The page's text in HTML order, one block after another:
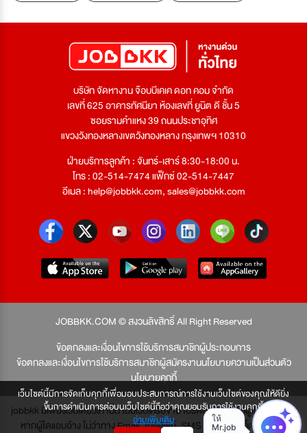
เว็บไซต์นี้มีการจัดเก็บคุกกี้เพื่อมอบประสบการณ์การใช้งานเว็บไซต์ของคุณให้ดียิ่ง
ขึ้นการดำเนินการต่อบนเว็บไซต์นี้ถือว่าคุณยอมรับการใช้งานคุกกี้
อ่านเพิ่มเติม
บริษัท จัดหางาน จ๊อบบีเคเค ดอท คอม จำกัด
เลขที่ 625 อาคารทัศนียา ห้องเลขที่ ยูนิต ดี ชั้น 5
ซอยรามคำแหง 39 ถนนประชาอุทิศ
แขวงวังทองหลางเขตวังทองหลาง กรุงเทพฯ 10310
ฝ่ายบริการลูกค้า : จันทร์-เสาร์ 8:30-18:00 น.
โทร : 02-514-7474 แฟ็กซ์ 02-514-7447
อีเมล :help@jobbkk.com,sales@jobbkk.com
JOBBKK.COM © สงวนลิขสิทธิ์ All Right Reserved
ข้อตกลงและเงื่อนไขการใช้บริการสมาชิกผู้ประกอบการ
ข้อตกลงและเงื่อนไขการใช้บริการสมาชิกผู้สมัครงานนโยบายความเป็นส่วนตัว
นโยบายคุกกี้
jobbkk มีเพียงเว็บเดียวเท่านั้น ไม่มีเว็บเครือข่าย โปรดอย่าหลงเชื่อผู้แอบอ้าง และ
หากผู้ใดแอบอ้าง ไม่ว่าทาง Email, โทรศัพท์, SMS หรือทางใดก็ตาม จะถูก